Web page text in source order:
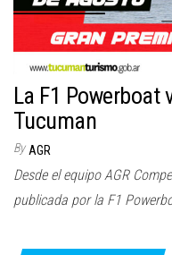
La F1 Powerboat
Tucuman
By AGR
Desde el equipo AGR
publicada por la F1